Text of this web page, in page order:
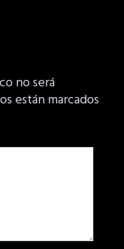
no será
están marcados